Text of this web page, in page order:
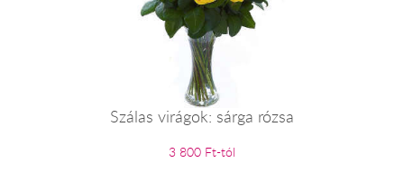
Szálas virágok: sárga rózsa
3 800 Ft-tól